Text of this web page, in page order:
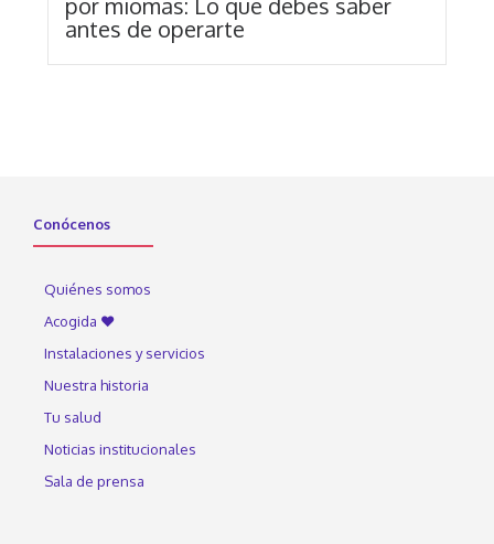
antes de operarte
Conócenos
Quiénes somos
Acogida ♥
Instalaciones y servicios
Nuestra historia
Tu salud
Noticias institucionales
Sala de prensa